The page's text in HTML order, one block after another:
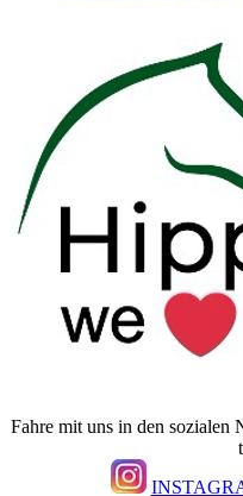
Fahre mit uns in den sozialen